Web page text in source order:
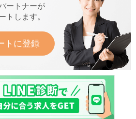
ートナーが
トします。
トに登録